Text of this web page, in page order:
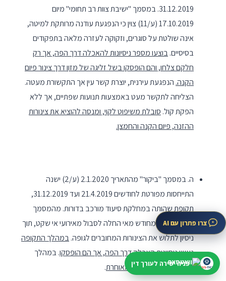
31.12.2019. במסמך "ישיבת צוות רב תחומי" מיום
17.10.2019 (ע/11) צוין כי הנפגעת עודנה מרותקת למיטה,
אינה שולטת על סוגרים, וזקוקה לעזרה מלאה בתפקודים
בסיסיים.בוצעו מספר ניסיונות להאכלה דרך הפה, אך רק
חלקם צלחו, והם הופסקו בשל זליגה של מזון דרך צינור פיום
הקנה. הנפגעת עירנית, יוצרת קשר עין אך התקשורת מעטה.
הצליחה לתקשר מעט באמצעות תנועות שפתיים, אך ללא
הפקת קול. סובלת משיפוט לקוי, ומנסה להוציא את צינורות
ההזנה, פיום הקנה והחמצן.
ה. במסמך "ביקור" מהתאריך 2.1.2020 (ע/2) ישנה
התייחסות מפורטת לחודשים 21.4.2019 ועד 31.12.2019,
תקופת שהותה במחלקת סיעוד מורכב בדורות. מהמסמך
עולה כי החל מחודש מאי החלה לסבול מאירועי אי שקט, תוך
ניסיון לתלוש את הצינורות המחוברים לגופה.במהלך התקופה
נעשו ניסיונות האכלה דרך הפה, אך הם הופסקו. במהלך
הניסיונות ישנהבליעה מאוחרת.
צרו פתרון עם AI
פניה ישירה לעורך דין